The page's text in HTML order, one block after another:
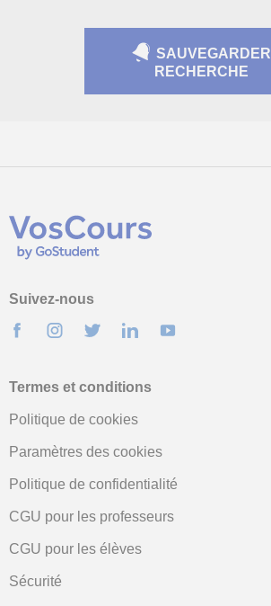
SAUVEGARDER
RECHERCHE
Suivez-nous
Termes et conditions
Politique de cookies
Paramètres des cookies
Politique de confidentialité
CGU pour les professeurs
CGU pour les élèves
Sécurité